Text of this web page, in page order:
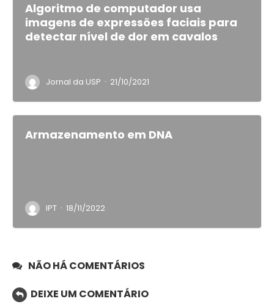
Algoritmo de computador usa
imagens de expressões faciais para
detectar nível de dor em cavalos
Jornal da USP · 21/10/2021
Armazenamento em DNA
IPT · 18/11/2022
NÃO HÁ COMENTÁRIOS
DEIXE UM COMENTÁRIO